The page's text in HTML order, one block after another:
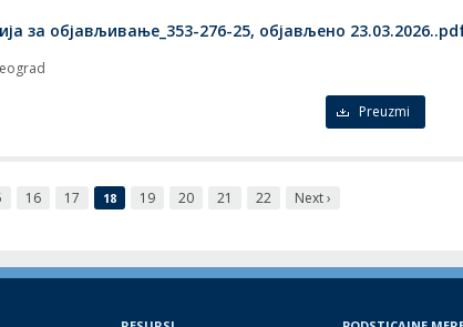
за објављивање_353-276-25, објављено
Preuzmi
16 17 18 19 20 21 22 Next ›